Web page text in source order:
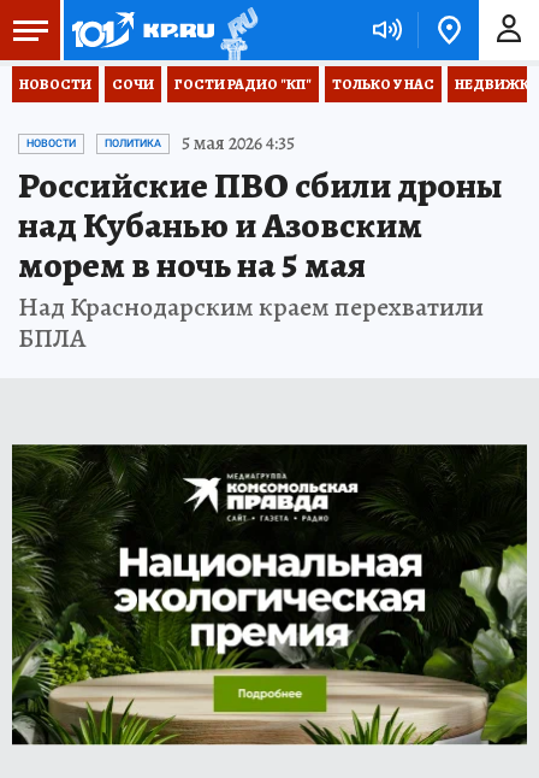
НОВОСТИ СОЧИ ГОСТИ РАДИО "КП" ТОЛЬКО У НАС НЕДВИЖКА
НОВОСТИ ПОЛИТИКА 5 мая 2026 4:35
Российские ПВО сбили дроны
над Кубанью и Азовским
морем в ночь на 5 мая
Над Краснодарским краем перехватили
БПЛА